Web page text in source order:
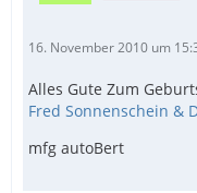
16. November 2010 um
Alles Gute Zum
Fred Sonnenschein &
mfg autoBert